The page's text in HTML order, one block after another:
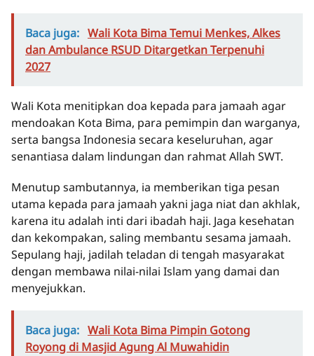
Baca juga: Wali Kota Bima Temui Menkes, Alkes
dan Ambulance RSUD Ditargetkan Terpenuhi
2027
Wali Kota menitipkan doa kepada para jamaah agar
mendoakan Kota Bima, para pemimpin dan warganya,
serta bangsa Indonesia secara keseluruhan, agar
senantiasa dalam lindungan dan rahmat Allah SWT.
Menutup sambutannya, ia memberikan tiga pesan
utama kepada para jamaah yakni jaga niat dan akhlak,
karena itu adalah inti dari ibadah haji. Jaga kesehatan
dan kekompakan, saling membantu sesama jamaah.
Sepulang haji, jadilah teladan di tengah masyarakat
dengan membawa nilai-nilai Islam yang damai dan
menyejukkan.
Baca juga: Wali Kota Bima Pimpin Gotong
Royong di Masjid Agung Al Muwahidin